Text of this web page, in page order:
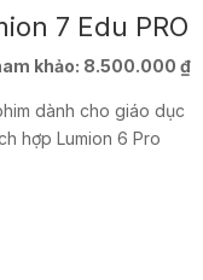
7 Edu PRO
khảo: 8.500.000 ₫
dành cho giáo dục
hợp Lumion 6 Pro